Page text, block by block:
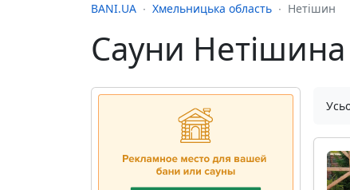
BANI.UA Хмельницька область Нетішин
Сауни Нетішина